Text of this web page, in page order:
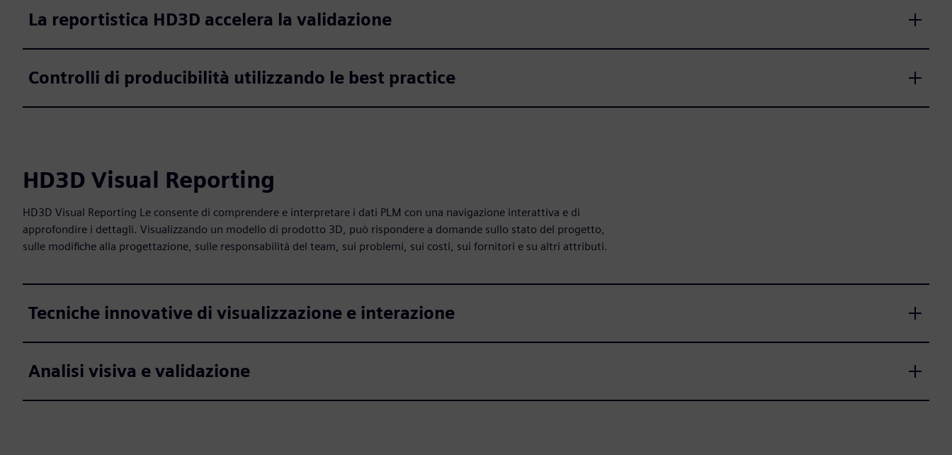
La reportistica HD3D accelera la validazione
Controlli di producibilità utilizzando le best practice
HD3D Visual Reporting
HD3D Visual Reporting Le consente di comprendere e interpretare i dati PLM con una navigazione interattiva e di
approfondire i dettagli. Visualizzando un modello di prodotto 3D, può rispondere a domande sullo stato del progetto,
sulle modifiche alla progettazione, sulle responsabilità del team, sui problemi, sui costi, sui fornitori e su altri attributi.
Tecniche innovative di visualizzazione e interazione
Analisi visiva e validazione